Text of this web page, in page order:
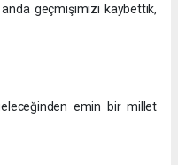
geçmişimizi kaybettik,
emin bir millet